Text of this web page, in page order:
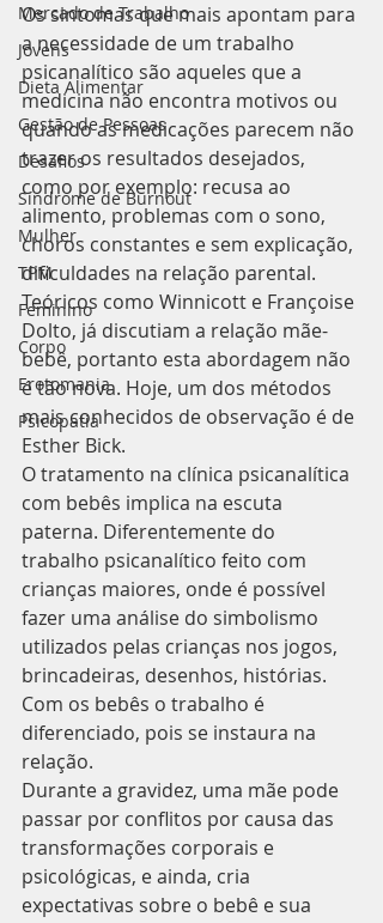
Mercado de Trabalho
Jovens
Dieta Alimentar
Gestão de Pessoas
Desafios
Síndrome de Burnout
Mulher
TPM
Feminino
Corpo
Erotomania
Psicopatia
Os sintomas que mais apontam para
a necessidade de um trabalho
psicanalítico são aqueles que a
medicina não encontra motivos ou
quando as medicações parecem não
trazer os resultados desejados,
como por exemplo: recusa ao
alimento, problemas com o sono,
choros constantes e sem explicação,
dificuldades na relação parental.
Teóricos como Winnicott e Françoise
Dolto, já discutiam a relação mãe-
bebê, portanto esta abordagem não
é tão nova. Hoje, um dos métodos
mais conhecidos de observação é de
Esther Bick.
O tratamento na clínica psicanalítica
com bebês implica na escuta
paterna. Diferentemente do
trabalho psicanalítico feito com
crianças maiores, onde é possível
fazer uma análise do simbolismo
utilizados pelas crianças nos jogos,
brincadeiras, desenhos, histórias.
Com os bebês o trabalho é
diferenciado, pois se instaura na
relação.
Durante a gravidez, uma mãe pode
passar por conflitos por causa das
transformações corporais e
psicológicas, e ainda, cria
expectativas sobre o bebê e sua